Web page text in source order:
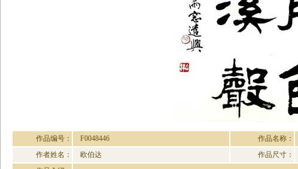
作品编号： F0048446 作品名称：
作者姓名：
欧伯达 作品尺寸：